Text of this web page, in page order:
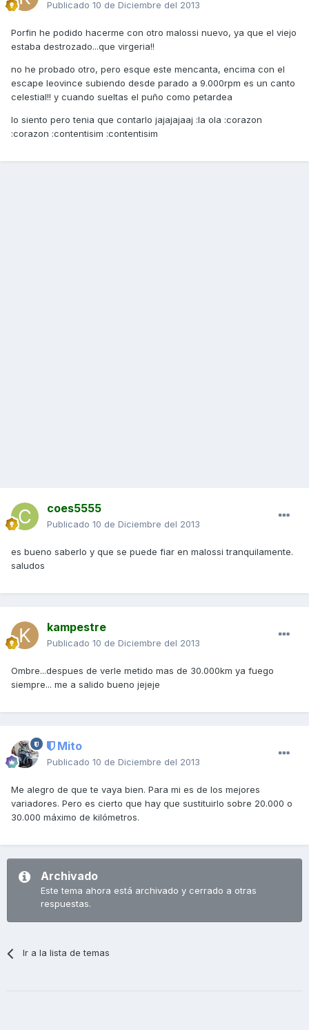
Publicado 10 de Diciembre del 2013
Porfin he podido hacerme con otro malossi nuevo, ya que el viejo
estaba destrozado...que virgeria!!
no he probado otro, pero esque este mencanta, encima con el
escape leovince subiendo desde parado a 9.000rpm es un canto
celestial!! y cuando sueltas el puño como petardea
lo siento pero tenia que contarlo jajajajaaj :la ola :corazon
:corazon :contentisim :contentisim
coes5555
Publicado 10 de Diciembre del 2013
es bueno saberlo y que se puede fiar en malossi tranquilamente.
saludos
kampestre
Publicado 10 de Diciembre del 2013
Ombre...despues de verle metido mas de 30.000km ya fuego
siempre... me a salido bueno jejeje
Mito
Publicado 10 de Diciembre del 2013
Me alegro de que te vaya bien. Para mi es de los mejores
variadores. Pero es cierto que hay que sustituirlo sobre 20.000 o
30.000 máximo de kilómetros.
Archivado
Este tema ahora está archivado y cerrado a otras
respuestas.
Ir a la lista de temas